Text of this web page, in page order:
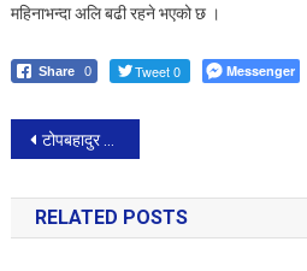
महिनाभन्दा अलि बढी रहने भएको छ ।
Share 0 Tweet 0 Messenger
Post
navigation
टोपबहादुर रायमाझीको सांसद पद निलम्बन
RELATED POSTS